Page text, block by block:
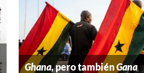
Ghana, pero tambiénGana